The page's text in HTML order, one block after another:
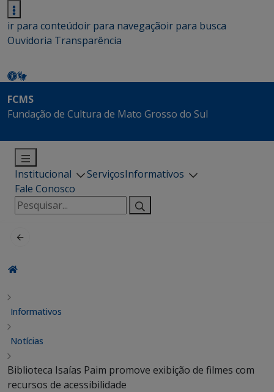
ir para conteúdoir para navegaçãoir para busca
Ouvidoria Transparência
FCMS
Fundação de Cultura de Mato Grosso do Sul
Institucional ServiçosInformativos
Fale Conosco
Pesquisar
por:
Informativos
Notícias
Biblioteca Isaías Paim promove exibição de filmes com
recursos de acessibilidade